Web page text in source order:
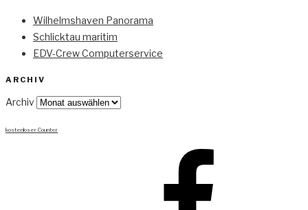
Wilhelmshaven Panorama
Schlicktau maritim
EDV-Crew Computerservice
ARCHIV
Archiv
kostenloser Counter